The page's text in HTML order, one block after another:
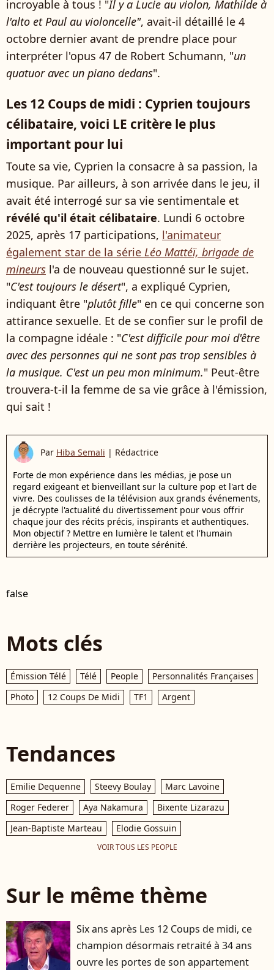
incroyable à tous ! "Il y a Lucie au violon, Mathilde à
l'alto et Paul au violoncelle", avait-il détaillé le 4
octobre dernier avant de prendre place pour
interpréter l'opus 47 de Robert Schumann, "un
quatuor avec un piano dedans".
Les 12 Coups de midi : Cyprien toujours
célibataire, voici LE critère le plus
important pour lui
Toute sa vie, Cyprien la consacre à sa passion, la
musique. Par ailleurs, à son arrivée dans le jeu, il
avait été interrogé sur sa vie sentimentale et
révélé qu'il était célibataire. Lundi 6 octobre
2025, après 17 participations, l'animateur
également star de la série Léo Mattéï, brigade de
mineurs l'a de nouveau questionné sur le sujet.
"C'est toujours le désert", a expliqué Cyprien,
indiquant être "plutôt fille" en ce qui concerne son
attirance sexuelle. Et de se confier sur le profil de
la compagne idéale : "C'est difficile pour moi d'être
avec des personnes qui ne sont pas trop sensibles à
la musique. C'est un peu mon minimum." Peut-être
trouvera-t-il la femme de sa vie grâce à l'émission,
qui sait !
Par Hiba Semali | Rédactrice
Forte de mon expérience dans les médias, je pose un
regard exigeant et bienveillant sur la culture pop et l'art de
vivre. Des coulisses de la télévision aux grands événements,
je décrypte l'actualité du divertissement pour vous offrir
chaque jour des récits précis, inspirants et authentiques.
Mon objectif ? Mettre en lumière le talent et l'humain
derrière les projecteurs, en toute sérénité.
false
Mots clés
Émission Télé Télé People
Personnalités Françaises
Photo
12 Coups De Midi TF1 Argent
Tendances
Emilie Dequenne Steevy Boulay
Marc Lavoine
Roger Federer
Aya Nakamura
Bixente Lizarazu
Jean-Baptiste Marteau
Elodie Gossuin
VOIR TOUS LES PEOPLE
Sur le même thème
Six ans après Les 12 Coups de midi, ce
champion désormais retraité à 34 ans
ouvre les portes de son appartement